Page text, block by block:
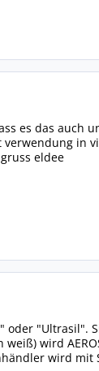
es das auch
in
eldee
"Ultrasil".
wird
wird